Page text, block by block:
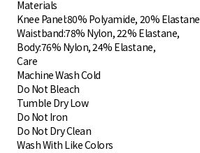
Materials
Knee Panel:80% Polyamide, 20% Elastane
Waistband:78% Nylon, 22% Elastane,
Body:76% Nylon, 24% Elastane,
Care
Machine Wash Cold
Do Not Bleach
Tumble Dry Low
Do Not Iron
Do Not Dry Clean
Wash With Like Colors